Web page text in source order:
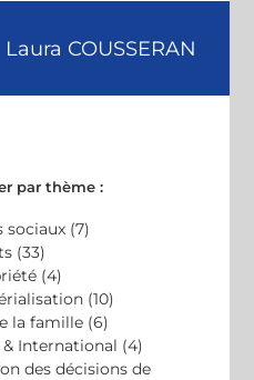
Laura COUSSERAN
par thème :
sociaux (7)
(33)
(4)
(10)
la famille (6)
& International (4)
des décisions de